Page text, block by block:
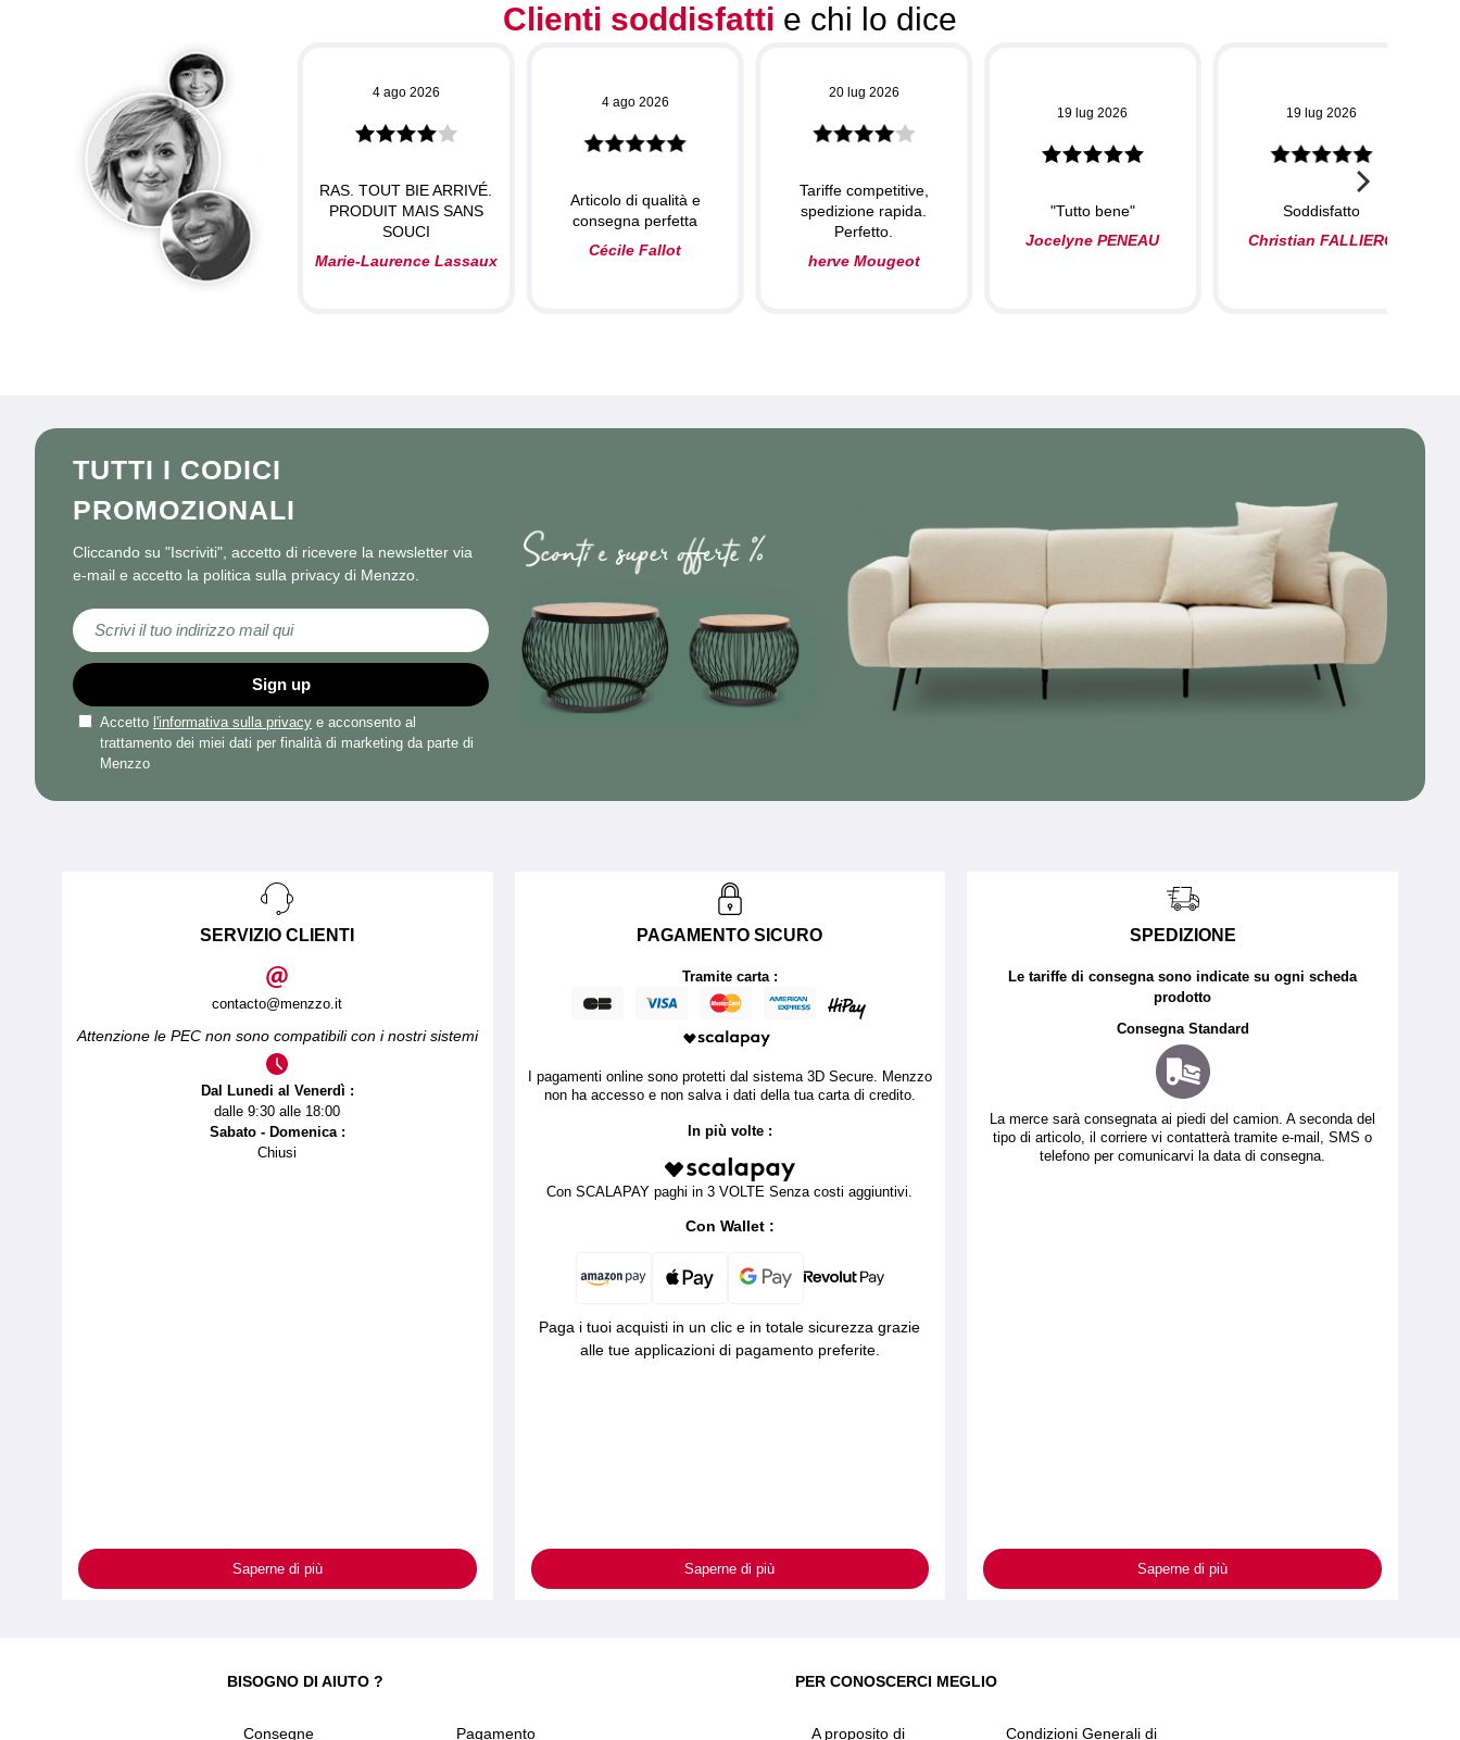
Clienti soddisfatti e chi lo dice
4 ago 2026
RAS. TOUT BIE ARRIVÉ.
PRODUIT MAIS SANS
SOUCI
Marie-Laurence Lassaux
4 ago 2026
Articolo di qualità e
consegna perfetta
Cécile Fallot
20 lug 2026
Tariffe competitive,
spedizione rapida.
Perfetto.
herve Mougeot
19 lug 2026
"Tutto bene"
Jocelyne PENEAU
19 lug 2026
Soddisfatto
Christian FALLIERO
TUTTI I CODICI
PROMOZIONALI
Cliccando su "Iscriviti", accetto di ricevere la newsletter via
e-mail e accetto la politica sulla privacy di Menzzo.
Iscriviti alla nostra Newsletter:
Sign up
Accetto l'informativa sulla privacy e acconsento al
trattamento dei miei dati per finalità di marketing da parte di
Menzzo
SERVIZIO CLIENTI
contacto@menzzo.it
Attenzione le PEC non sono compatibili con i nostri sistemi
Dal Lunedi al Venerdì :
dalle 9:30 alle 18:00
Sabato - Domenica :
Chiusi
Saperne di più
PAGAMENTO SICURO
Tramite carta :
I pagamenti online sono protetti dal sistema 3D Secure. Menzzo
non ha accesso e non salva i dati della tua carta di credito.
In più volte :
Con SCALAPAY paghi in 3 VOLTE Senza costi aggiuntivi.
Con Wallet :
Paga i tuoi acquisti in un clic e in totale sicurezza grazie
alle tue applicazioni di pagamento preferite.
Saperne di più
SPEDIZIONE
Le tariffe di consegna sono indicate su ogni scheda
prodotto
Consegna Standard
La merce sarà consegnata ai piedi del camion. A seconda del
tipo di articolo, il corriere vi contatterà tramite e-mail, SMS o
telefono per comunicarvi la data di consegna.
Saperne di più
BISOGNO DI AIUTO ?
Consegne Pagamento
PER CONOSCERCI MEGLIO
A proposito di Condizioni Generali di